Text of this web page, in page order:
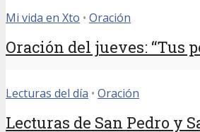
Mi vida en Xto • Oración
Oración del jueves: “Tus
Lecturas del día • Oración
Lecturas de San Pedro y